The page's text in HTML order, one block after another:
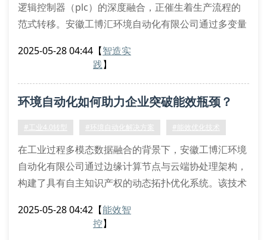
逻辑控制器（plc）的深度融合，正催生着生产流程的
范式转移。安徽工博汇环境自动化有限公司通过多变量
产权的过程控制数字孪生平台。该平台采用边缘计算架
环境参数智能感知技术突破
针对工业场景中的多相流监测难题，工博汇研发
2025-05-28 04:44 【智造实
践】
环境自动化如何助力企业突破能效瓶颈？
#工业4.0转型 #环境自动化解决方案 #能效优化技术
在工业过程多模态数据融合的背景下，安徽工博汇环境
自动化有限公司通过边缘计算节点与云端协处理架构，
构建了具有自主知识产权的动态拓扑优化系统。该技术
维热力学场实时重构，有效解决了传统离散传感器存在
的空间分辨率不足问题。
2025-05-28 04:42 【能效智
控】